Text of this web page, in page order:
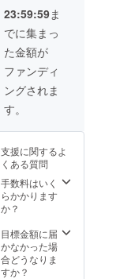
致しま
す。 ※
当日の
ドリン
ク代は
チケッ
トに含
当日食
べ物の
持ち込
みは可
です
年4月〜
2022年
3月まで
掲載予
定 ※支
援時、
必ず備
のお名
記入く
ださ
い。
23:59:59ま
でに集まっ
た金額が
ファンディ
ングされま
す。
支援に関するよ
くある質問
手数料はいく
らかかります
か？
目標金額に届
かなかった場
合どうなりま
すか？